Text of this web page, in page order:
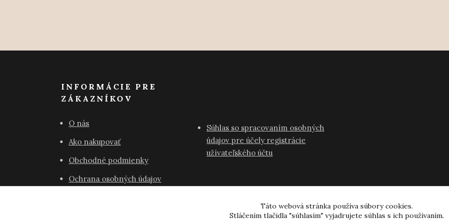
INFORMÁCIE PRE
ZÁKAZNÍKOV
O nás
Ako nakupovať
Obchodné podmienky
Ochrana osobných údajov
Súhlas so spracovaním osobných
údajov pre účely registrácie
užívateľského účtu
Táto webová stránka používa súbory cookies.
Stláčením tlačidla "súhlasím" vyjadrujete súhlas s ich používaním.